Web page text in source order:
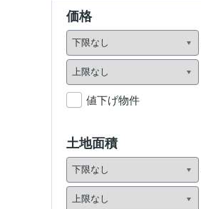
価格
値下げ物件
土地面積